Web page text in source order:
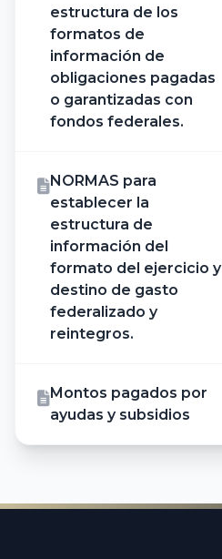
estructura de los
formatos de
información de
obligaciones pagadas
o garantizadas con
fondos federales.
NORMAS para
establecer la
estructura de
información del
formato del ejercicio y
destino de gasto
federalizado y
reintegros.
Montos pagados por
ayudas y subsidios